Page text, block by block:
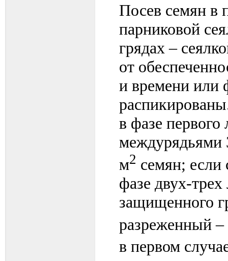
Посев семян в
парниковой
грядах –
от
и времени или
в фазе первого
междурядьями
м2 семян; если
фазе двух-трех
защищенного
разреженный
в первом